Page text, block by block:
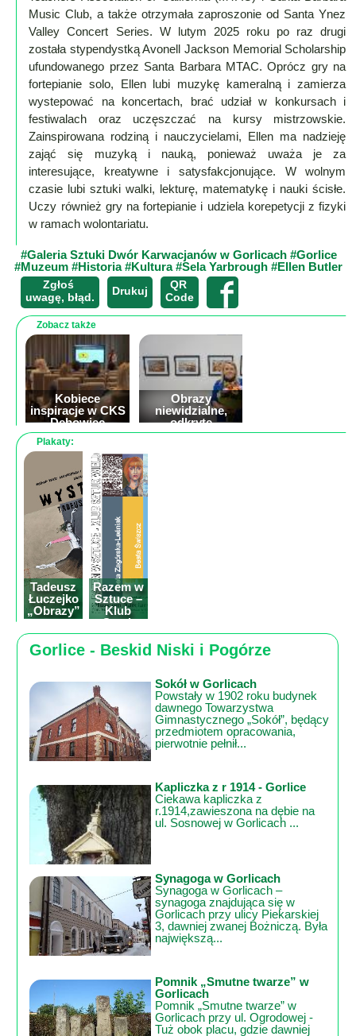
Music Club, a także otrzymała zaproszonie od Santa Ynez
Valley Concert Series. W lutym 2025 roku po raz drugi
została stypendystką Avonell Jackson Memorial Scholarship
ufundowanego przez Santa Barbara MTAC. Oprócz gry na
fortepianie solo, Ellen lubi muzykę kameralną i zamierza
wystepować na koncertach, brać udział w konkursach i
festiwalach oraz uczęszczać na kursy mistrzowskie.
Zainspirowana rodziną i nauczycielami, Ellen ma nadzieję
zająć się muzyką i nauką, ponieważ uważa je za
interesujące, kreatywne i satysfakcjonujące. W wolnym
czasie lubi sztuki walki, lekturę, matematykę i nauki ścisłe.
Uczy również gry na fortepianie i udziela korepetycji z fizyki
w ramach wolontariatu.
#Galeria Sztuki Dwór Karwacjanów w Gorlicach #Gorlice
#Muzeum#Historia#Kultura#Sela Yarbrough#Ellen Butler
Zgłoś
uwagę, błąd.
Drukuj
QR
Code
Zobacz także
Kobiece
inspiracje w CKS
Dębowiec
Obrazy
niewidzialne,
odkryte
obiektywem –
Tradycja
czuwania przy
Grobie Pańskim
w kościele
parafialnym w
Cieklinie
Plakaty:
Tadeusz
Łuczejko
„Obrazy”
wystawa
malarstwa
Razem w
Sztuce –
Klub
Sztuk
Wielu z
Tarnowca
Gorlice - Beskid Niski i Pogórze
Sokół w Gorlicach
Powstały w 1902 roku budynek
dawnego Towarzystwa
Gimnastycznego „Sokół”, będący
przedmiotem opracowania,
pierwotnie pełnił...
Kapliczka z r 1914 - Gorlice
Ciekawa kapliczka z
r.1914,zawieszona na dębie na
ul. Sosnowej w Gorlicach ...
Synagoga w Gorlicach
Synagoga w Gorlicach –
synagoga znajdująca się w
Gorlicach przy ulicy Piekarskiej
3, dawniej zwanej Bożniczą. Była
największą...
Pomnik „Smutne twarze” w
Gorlicach
Pomnik „Smutne twarze” w
Gorlicach przy ul. Ogrodowej -
Tuż obok placu, gdzie dawniej